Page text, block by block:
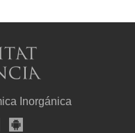
Inorgánica